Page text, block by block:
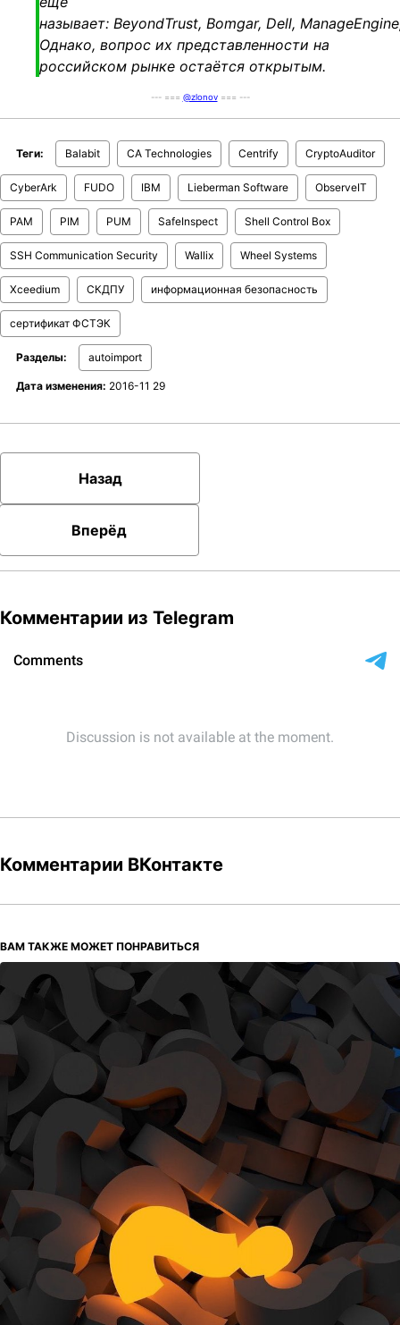
называет: BeyondTrust, Bomgar, Dell,
Однако, вопрос их представленности на
российском рынке остаётся открытым.
--- === @zlonov=== ---
Теги: Balabit CA Technologies Centrify CryptoAuditor
CyberArk FUDO IBM Lieberman Software ObserveIT
PAM PIM PUM SafeInspect Shell Control Box
SSH Communication Security Wallix Wheel Systems
Xceedium СКДПУ информационная безопасность
сертификат ФСТЭК
Разделы: autoimport
Дата изменения: 2016-11 29
Назад
Вперёд
Комментарии из Telegram
Комментарии ВКонтакте
ВАМ ТАКЖЕ МОЖЕТ ПОНРАВИТЬСЯ